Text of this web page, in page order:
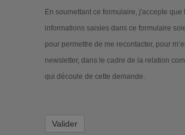
En soumettant ce formulaire, j'accepte que
informations saisies dans ce formulaire
pour permettre de me recontacter, pour
newsletter, dans le cadre de la relation
qui découle de cette demande.
Valider